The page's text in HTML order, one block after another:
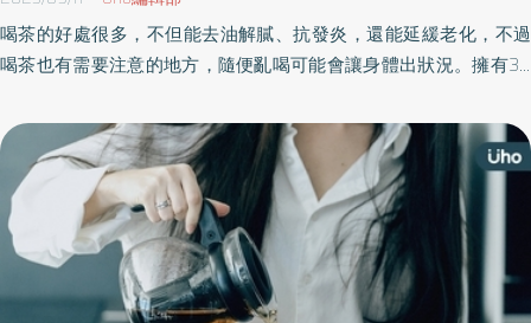
喝茶的好處很多，不但能去油解膩、抗發炎，還能延緩老化，不過
喝茶也有需要注意的地方，隨便亂喝可能會讓身體出狀況。擁有30
茶》一書中，整理帖藥茶的製作方法、對症功效，讓讀者在家也能
方便製作、祛病養生。以下為原書摘文：